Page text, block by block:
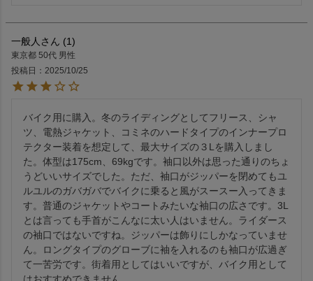
一般人 1
東京都 50代 男性
投稿日
2025/10/25
バイク用に購入。冬のライディングとしてフリース、シャ
ツ、電熱ジャケット、コミネのハードタイプのインナープロ
テクター装着を想定して、最大サイズの３Lを購入しまし
た。体型は175cm、69kgです。袖口以外は思った通りのちょ
うどいいサイズでした。ただ、袖口がジッパーを閉めてもユ
ルユルのガバガバでバイクに乗ると風がスースー入ってきま
す。普通のジャケットやコートみたいな袖口の広さです。3L
とは言っても手首がこんなに太い人はいません。ライダース
の袖口ではないですね。ジッパーは飾りにしかなっていませ
ん。ロングタイプのグローブに袖を入れるのも袖口が広過ぎ
て一苦労です。街着用としてはいいですが、バイク用として